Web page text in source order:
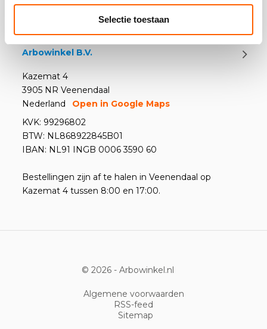
Selectie toestaan
Arbowinkel B.V.
Kazemat 4
3905 NR Veenendaal
Nederland
Open in Google Maps
KVK: 99296802
BTW: NL868922845B01
IBAN: NL91 INGB 0006 3590 60
Bestellingen zijn af te halen in Veenendaal op
Kazemat 4 tussen 8:00 en 17:00.
© 2026 - Arbowinkel.nl
Algemene voorwaarden
RSS-feed
Sitemap